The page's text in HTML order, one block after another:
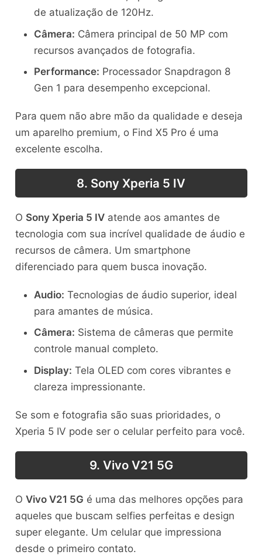
de atualização de 120Hz.
Câmera: Câmera principal de 50 MP com
recursos avançados de fotografia.
Performance: Processador Snapdragon 8
Gen 1 para desempenho excepcional.
Para quem não abre mão da qualidade e deseja
um aparelho premium, o Find X5 Pro é uma
excelente escolha.
8. Sony Xperia 5 IV
O Sony Xperia 5 IVatende aos amantes de
tecnologia com sua incrível qualidade de áudio e
recursos de câmera. Um smartphone
diferenciado para quem busca inovação.
Audio: Tecnologias de áudio superior, ideal
para amantes de música.
Câmera: Sistema de câmeras que permite
controle manual completo.
Display: Tela OLED com cores vibrantes e
clareza impressionante.
Se som e fotografia são suas prioridades, o
Xperia 5 IV pode ser o celular perfeito para você.
9. Vivo V21 5G
O Vivo V21 5G é uma das melhores opções para
aqueles que buscam selfies perfeitas e design
super elegante. Um celular que impressiona
desde o primeiro contato.